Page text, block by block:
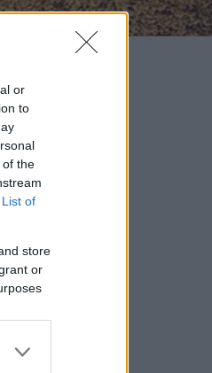
or
to
of the
List of
store
or